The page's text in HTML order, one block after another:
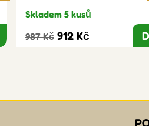
Skladem 5 kusů
987 Kč 912 Kč